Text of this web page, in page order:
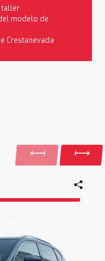
taller
modelo de
Crestanevada